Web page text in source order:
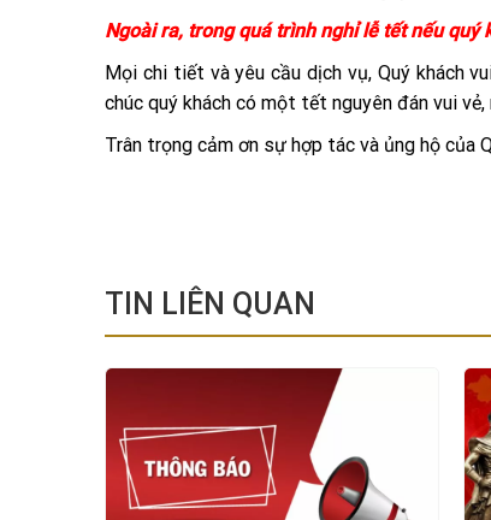
Ngoài ra, trong quá trình nghỉ lễ tết nếu quý
Mọi chi tiết và yêu cầu dịch vụ, Quý khách
chúc quý khách có một tết nguyên đán vui
Trân trọng cảm ơn sự hợp tác và ủng hộ của
TIN LIÊN QUAN